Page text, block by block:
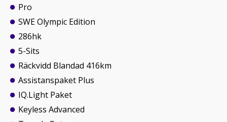
Pro
SWE Olympic Edition
286hk
5-Sits
Räckvidd Blandad 416km
Assistanspaket Plus
IQ.Light Paket
Keyless Advanced